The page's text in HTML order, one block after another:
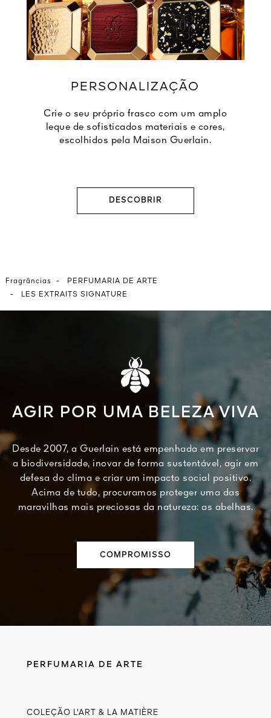
PERSONALIZAÇÃO
Crie o seu próprio frasco com um amplo
leque de sofisticados materiais e cores,
escolhidos pela Maison Guerlain.
DESCOBRIR
Fragrâncias - PERFUMARIA DE ARTE
- LES EXTRAITS SIGNATURE
AGIR POR UMA BELEZA VIVA
Desde 2007, a Guerlain está empenhada em preservar
a biodiversidade, inovar de forma sustentável, agir em
defesa do clima e criar um impacto social positivo.
Acima de tudo, procuramos proteger uma das
maravilhas mais preciosas da natureza: as abelhas.
COMPROMISSO
PERFUMARIA DE ARTE
COLEÇÃO L'ART & LA MATIÈRE